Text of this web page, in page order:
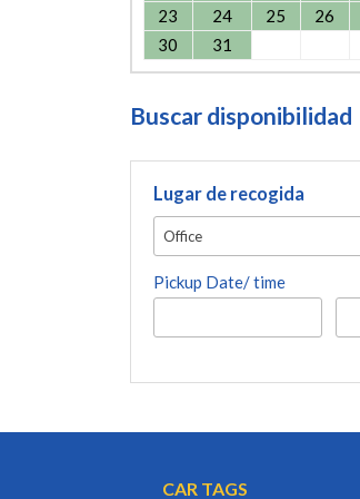
23
24 25 26
30
31
Buscar disponibilidad
Lugar de recogida
Office
Pickup Date/ time
CAR TAGS